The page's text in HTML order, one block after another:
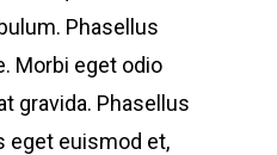
Phasellus
Morbi eget odio
gravida. Phasellus
eget euismod et,